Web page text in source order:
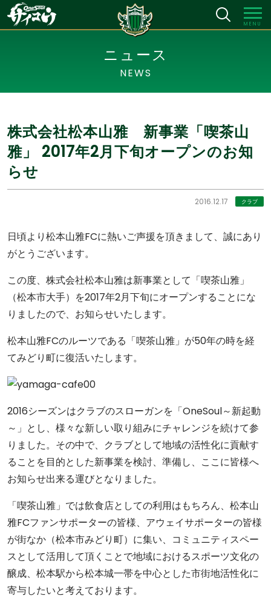
MENU
ニュース
NEWS
株式会社松本山雅 新事業「喫茶山
雅」 2017年2月下旬オープンのお知
らせ
2016.12.17 クラブ
日頃より松本山雅FCに熱いご声援を頂きまして、誠にあり
がとうございます。
この度、株式会社松本山雅は新事業として「喫茶山雅」
（松本市大手）を2017年2月下旬にオープンすることにな
りましたので、お知らせいたします。
松本山雅FCのルーツである「喫茶山雅」が50年の時を経
てみどり町に復活いたします。
2016シーズンはクラブのスローガンを「OneSoul～新起動
～」とし、様々な新しい取り組みにチャレンジを続けて参
りました。その中で、クラブとして地域の活性化に貢献す
ることを目的とした新事業を検討、準備し、ここに皆様へ
お知らせ出来る運びとなりました。
「喫茶山雅」では飲食店としての利用はもちろん、松本山
雅FCファンサポーターの皆様、アウェイサポーターの皆様
が街なか（松本市みどり町）に集い、コミュニティスペー
スとして活用して頂くことで地域におけるスポーツ文化の
醸成、松本駅から松本城一帯を中心とした市街地活性化に
寄与したいと考えております。